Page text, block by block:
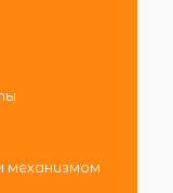
механизмом